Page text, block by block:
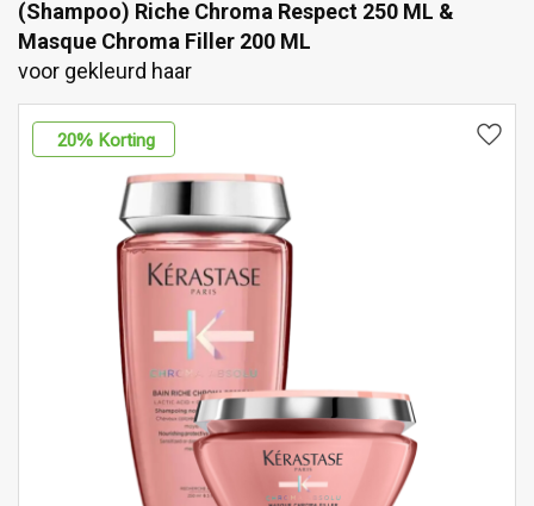
Merken Haarverzorging
(Shampoo) Riche Chroma Respect 250 ML &
Masque Chroma Filler 200 ML
voor gekleurd haar
20% Korting